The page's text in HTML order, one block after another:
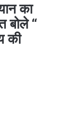
का
बोले “
की